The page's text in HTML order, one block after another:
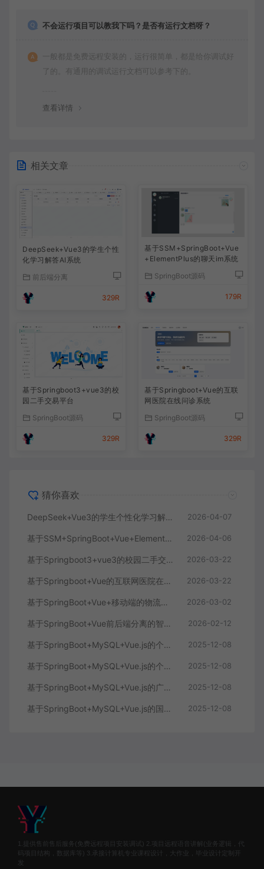
不会运行项目可以教我下吗？是否有运行文档呀？
一般都是免费远程安装的，运行很简单，都是给你调试好
了的。有通用的调试运行文档可以参考下的。
查看详情
相关文章
DeepSeek+Vue3的学生个性
化学习解答AI系统
前后端分离
329R
基于SSM+SpringBoot+Vue
+ElementPlus的聊天im系统
SpringBoot源码
179R
基于Springboot3+vue3的校
园二手交易平台
SpringBoot源码
329R
基于Springboot+Vue的互联
网医院在线问诊系统
SpringBoot源码
329R
猜你喜欢
DeepSeek+Vue3的学生个性化学习解答AI系统 2026-04-07
基于SSM+SpringBoot+Vue+ElementPlus的聊天im系统 2026-04-06
基于Springboot3+vue3的校园二手交易平台 2026-03-22
基于Springboot+Vue的互联网医院在线问诊系统 2026-03-22
基于SpringBoot+Vue+移动端的物流快递系统 2026-03-02
基于SpringBoot+Vue前后端分离的智能知识库问答系统 2026-02-12
基于SpringBoot+MySQL+Vue.js的个人健康管理系统(附论文) 2025-12-08
基于SpringBoot+MySQL+Vue.js的个性化推荐电商系统(附论文) 2025-12-08
基于SpringBoot+MySQL+Vue.js的广西文化传承小程序(附论文) 2025-12-08
基于SpringBoot+MySQL+Vue.js的国风彩妆系统(附论文) 2025-12-08
1.提供售前售后服务(免费远程项目安装调试) 2.项目远程语音讲解(业务逻辑，代
码项目结构，数据库等) 3.承接计算机专业课程设计，大作业，毕业设计定制开
发